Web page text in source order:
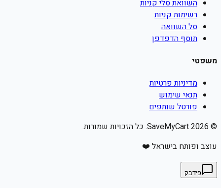
השוואת סלי קניות
רשימות קניות
סל השוואה
תוסף הדפדפן
משפטי
מדיניות פרטיות
תנאי שימוש
פורטל שותפים
©
2026
עוצב ופותח בישראל ❤️
פידבק